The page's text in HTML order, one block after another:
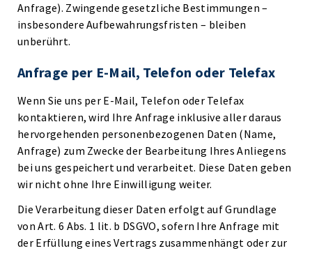
Anfrage). Zwingende gesetzliche Bestimmungen –
insbesondere Aufbewahrungsfristen – bleiben
unberührt.
Anfrage per E-Mail, Telefon oder Telefax
Wenn Sie uns per E-Mail, Telefon oder Telefax
kontaktieren, wird Ihre Anfrage inklusive aller daraus
hervorgehenden personenbezogenen Daten (Name,
Anfrage) zum Zwecke der Bearbeitung Ihres Anliegens
bei uns gespeichert und verarbeitet. Diese Daten geben
wir nicht ohne Ihre Einwilligung weiter.
Die Verarbeitung dieser Daten erfolgt auf Grundlage
von Art. 6 Abs. 1 lit. b DSGVO, sofern Ihre Anfrage mit
der Erfüllung eines Vertrags zusammenhängt oder zur